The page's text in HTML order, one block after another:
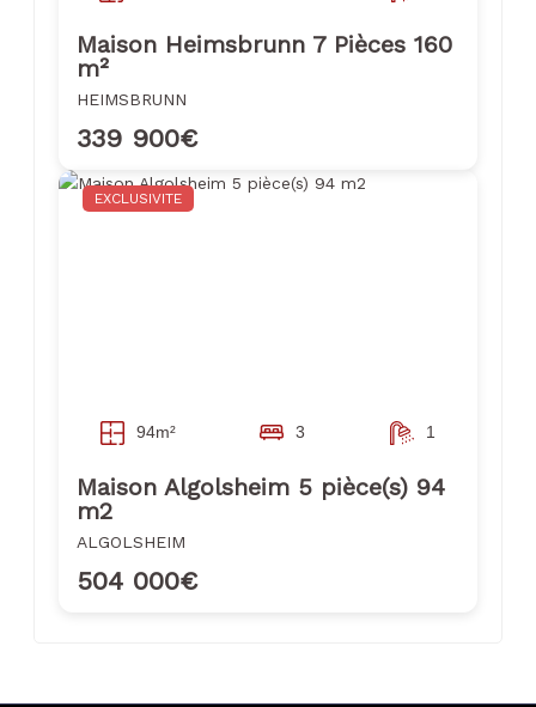
Maison Heimsbrunn 7 Pièces 160
m²
HEIMSBRUNN
339 900€
EXCLUSIVITE
94m² 3 1
Maison Algolsheim 5 pièce(s) 94
m2
ALGOLSHEIM
504 000€